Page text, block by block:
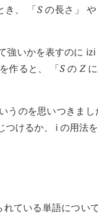
き、 「Sの長さ」
強いかを表すのに izi
作ると、 「SのZに
うのを思いつきまし
けるか、 i の用法
ている単語につい